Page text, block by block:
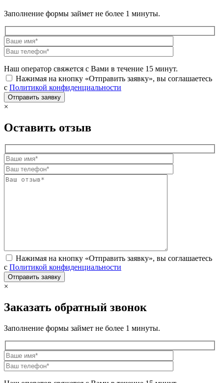
Заполнение формы займет не более 1 минуты.
Наш оператор свяжется с Вами в течение 15 минут.
Нажимая на кнопку «Отправить заявку», вы соглашаетесь
с Политикой конфиденциальности
×
Оставить отзыв
Нажимая на кнопку «Отправить заявку», вы соглашаетесь
с Политикой конфиденциальности
×
Заказать обратный звонок
Заполнение формы займет не более 1 минуты.